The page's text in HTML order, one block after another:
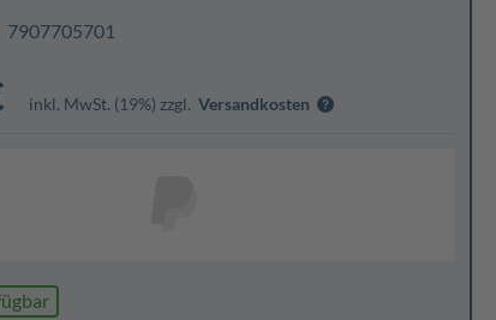
7907705701
inkl. MwSt. (19%) zzgl. Versandkosten